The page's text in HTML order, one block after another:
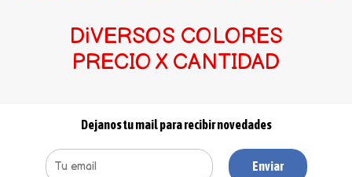
DiVERSOS COLORES
PRECIO X CANTIDAD
Dejanos tu mail para recibir novedades
Enviar